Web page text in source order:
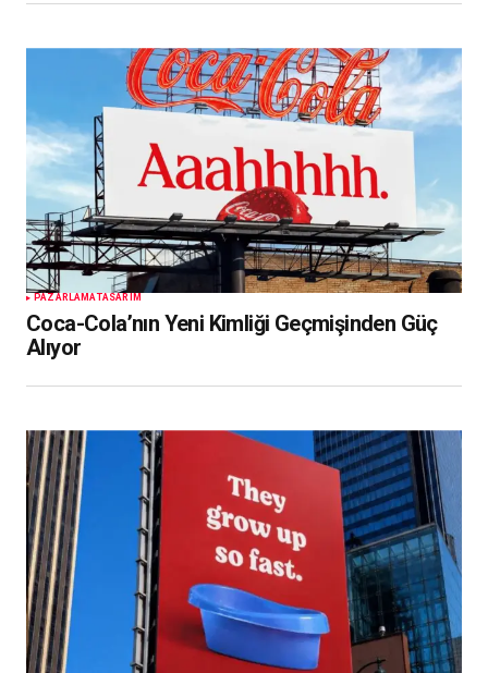
PAZARLAMATASARIM
Coca-Cola’nın Yeni Kimliği Geçmişinden Güç
Alıyor